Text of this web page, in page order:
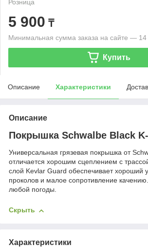
Розница
5 900 ₸
Минимальная сумма заказа на сайте — 14
Купить
Описание Характеристики
Описание
Покрышка Schwalbe Black
Универсальная грязевая покрышка от
отличается хорошим сцеплением с
слой Kevlar Guard обеспечивает хороший
проколов и малое сопротивление
любой погоды.
Скрыть
Характеристики